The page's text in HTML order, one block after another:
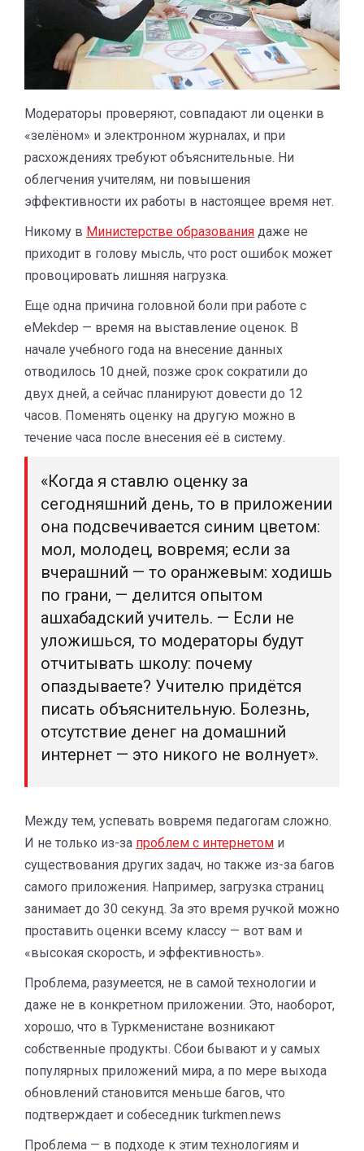
Модераторы проверяют, совпадают ли оценки в
«зелёном» и электронном журналах, и при
расхождениях требуют объяснительные. Ни
облегчения учителям, ни повышения
эффективности их работы в настоящее время нет.
Никому в Министерстве образования даже не
приходит в голову мысль, что рост ошибок может
провоцировать лишняя нагрузка.
Еще одна причина головной боли при работе с
eMekdep — время на выставление оценок. В
начале учебного года на внесение данных
отводилось 10 дней, позже срок сократили до
двух дней, а сейчас планируют довести до 12
часов. Поменять оценку на другую можно в
течение часа после внесения её в систему.
«Когда я ставлю оценку за
сегодняшний день, то в приложении
она подсвечивается синим цветом:
мол, молодец, вовремя; если за
вчерашний — то оранжевым: ходишь
по грани, — делится опытом
ашхабадский учитель. — Если не
уложишься, то модераторы будут
отчитывать школу: почему
опаздываете? Учителю придётся
писать объяснительную. Болезнь,
отсутствие денег на домашний
интернет — это никого не волнует».
Между тем, успевать вовремя педагогам сложно.
И не только из-за проблем с интернетом и
существования других задач, но также из-за багов
самого приложения. Например, загрузка страниц
занимает до 30 секунд. За это время ручкой можно
проставить оценки всему классу — вот вам и
«высокая скорость, и эффективность».
Проблема, разумеется, не в самой технологии и
даже не в конкретном приложении. Это, наоборот,
хорошо, что в Туркменистане возникают
собственные продукты. Сбои бывают и у самых
популярных приложений мира, а по мере выхода
обновлений становится меньше багов, что
подтверждает и собеседник turkmen.news
Проблема — в подходе к этим технологиям и